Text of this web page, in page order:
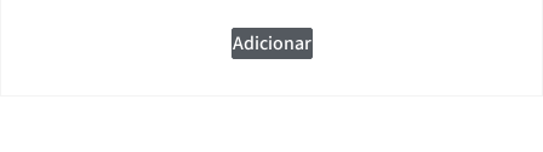
Adicionar